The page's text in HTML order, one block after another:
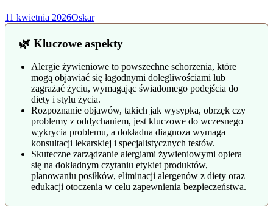
11 kwietnia 2026Oskar
🌿 Kluczowe aspekty
Alergie żywieniowe to powszechne schorzenia, które
mogą objawiać się łagodnymi dolegliwościami lub
zagrażać życiu, wymagając świadomego podejścia do
diety i stylu życia.
Rozpoznanie objawów, takich jak wysypka, obrzęk czy
problemy z oddychaniem, jest kluczowe do wczesnego
wykrycia problemu, a dokładna diagnoza wymaga
konsultacji lekarskiej i specjalistycznych testów.
Skuteczne zarządzanie alergiami żywieniowymi opiera
się na dokładnym czytaniu etykiet produktów,
planowaniu posiłków, eliminacji alergenów z diety oraz
edukacji otoczenia w celu zapewnienia bezpieczeństwa.